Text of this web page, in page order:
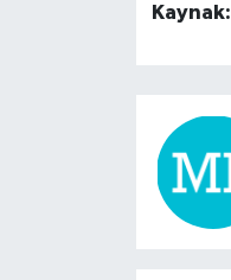
Kaynak: